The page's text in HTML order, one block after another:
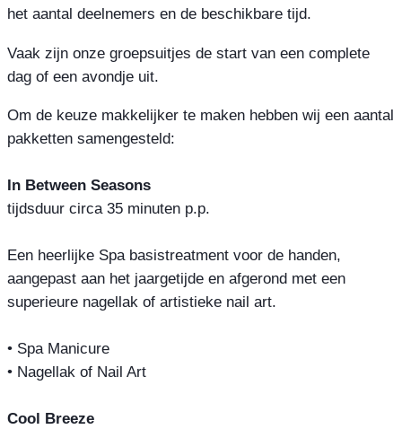
het aantal deelnemers en de beschikbare tijd.
Vaak zijn onze groepsuitjes de start van een complete
dag of een avondje uit.
Om de keuze makkelijker te maken hebben wij een aantal
pakketten samengesteld:
In Between Seasons
tijdsduur circa 35 minuten p.p.
Een heerlijke Spa basistreatment voor de handen,
aangepast aan het jaargetijde en afgerond met een
superieure nagellak of artistieke nail art.
• Spa Manicure
• Nagellak of Nail Art
Cool Breeze